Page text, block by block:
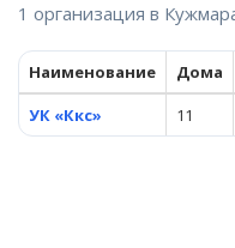
1 организация в
Наименование Дома
УК «Ккс»
11